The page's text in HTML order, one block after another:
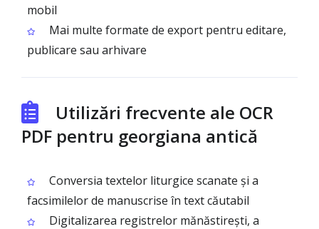
mobil
Mai multe formate de export pentru editare,
publicare sau arhivare
Utilizări frecvente ale OCR
PDF pentru georgiana antică
Conversia textelor liturgice scanate și a
facsimilelor de manuscrise în text căutabil
Digitalizarea registrelor mănăstirești, a